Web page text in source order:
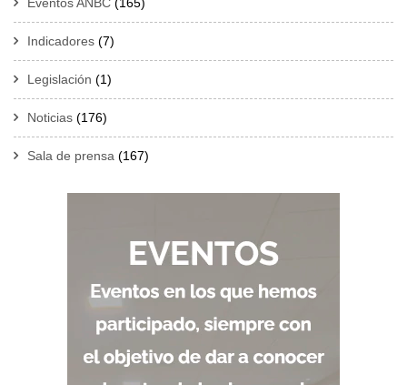
Indicadores (7)
Legislación (1)
Noticias (176)
Sala de prensa (167)